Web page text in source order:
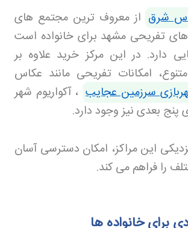
شرق از معروف ترین مجتمع های
تفریحی مشهد برای خانواده است
دارد. در این مرکز خرید علاوه بر
امکانات تفریحی مانند عکاس
سرزمین عجایب ، آکواریوم شهر
پنج بعدی نیز وجود دارد.
این مراکز، امکان دسترسی آسان
را فراهم می کند.
برای خانواده ها